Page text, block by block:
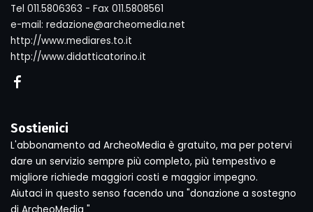
Tel 011.5806363 - Fax 011.5808561
e-mail: redazione@archeomedia.net
http://www.mediares.to.it
http://www.didatticatorino.it
Sostienici
L'abbonamento ad ArcheoMedia è gratuito, ma per potervi
dare un servizio sempre più completo, più tempestivo e
migliore richiede maggiori costi e maggior impegno.
Aiutaci in questo senso facendo una "donazione a sostegno
di ArcheoMedia "